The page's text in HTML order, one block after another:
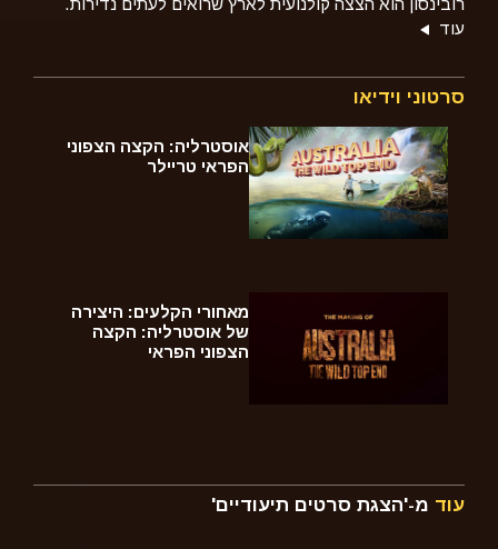
רובינסון הוא הצצה קולנועית לארץ שרואים לעתים נדירות.
עוד
סרטוני וידיאו
אוסטרליה: הקצה הצפוני
הפראי טריילר
מאחורי הקלעים: היצירה
של אוסטרליה: הקצה
הצפוני הפראי
עוד מ-'הצגת סרטים תיעודיים'